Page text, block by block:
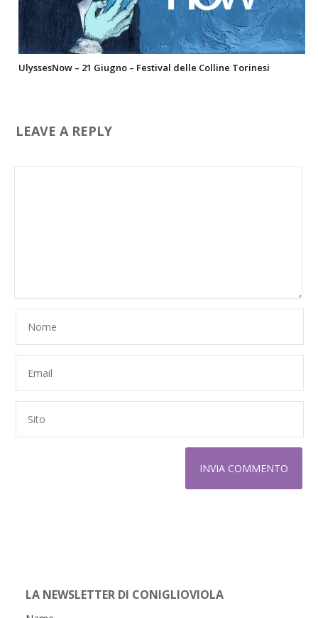
UlyssesNow – 21 Giugno – Festival delle Colline Torinesi
LEAVE A REPLY
LA NEWSLETTER DI CONIGLIOVIOLA